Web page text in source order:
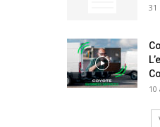
31
10